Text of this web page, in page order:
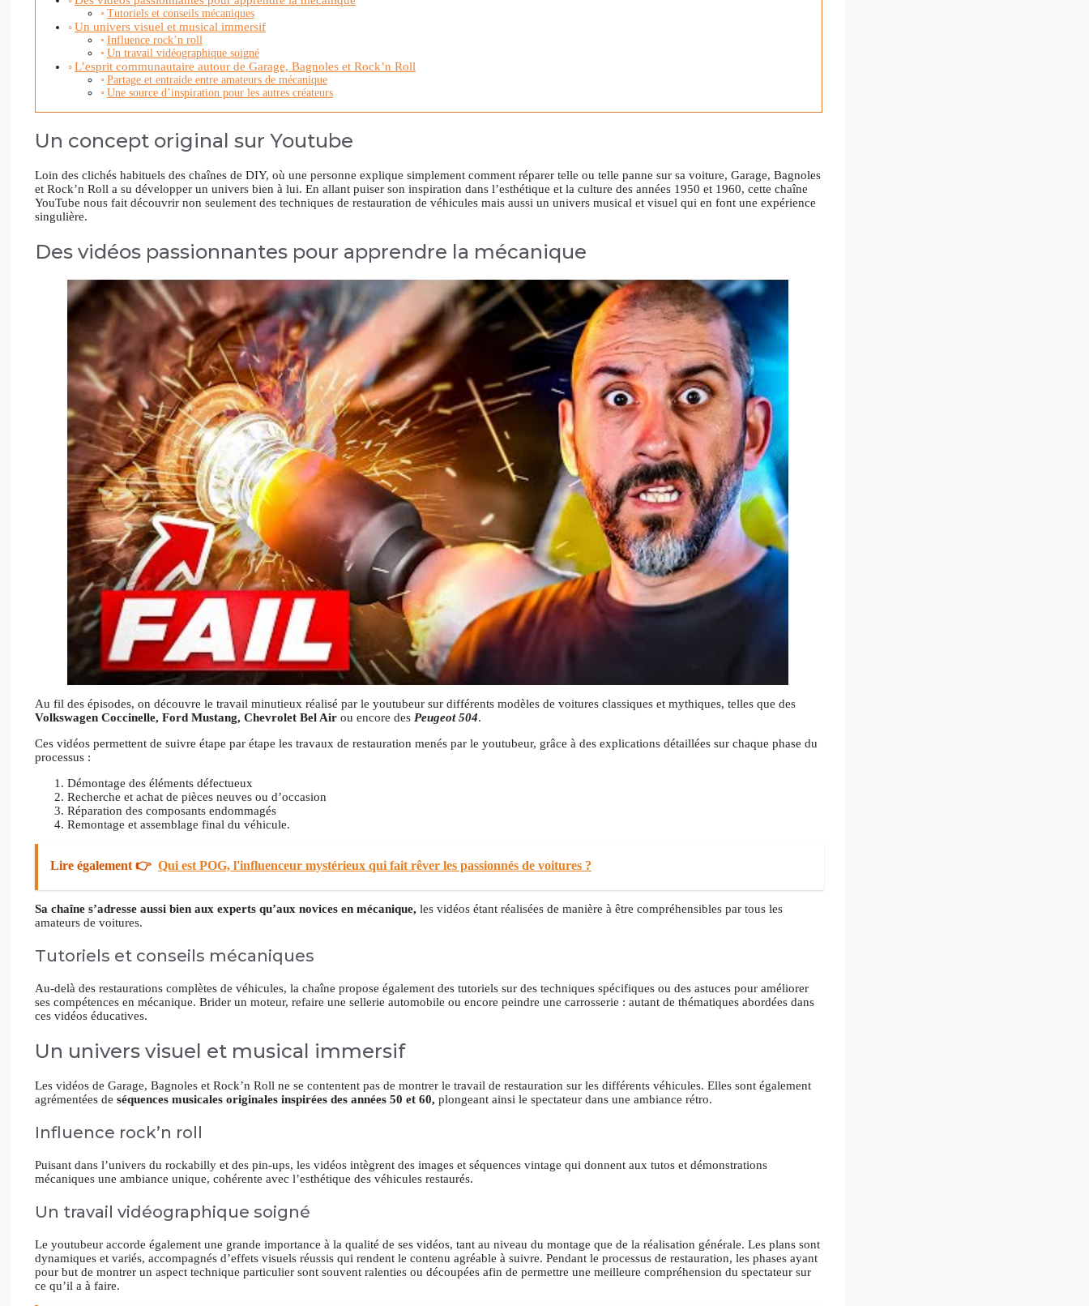
Tutoriels et conseils mécaniques
Un univers visuel et musical immersif
Influence rock’n roll
Un travail vidéographique soigné
L’esprit communautaire autour de Garage, Bagnoles et Rock’n Roll
Partage et entraide entre amateurs de mécanique
Une source d’inspiration pour les autres créateurs
Un concept original sur Youtube
Loin des clichés habituels des chaînes de DIY, où une personne explique simplement comment réparer telle ou telle panne sur sa voiture, Garage, Bagnoles
et Rock’n Roll a su développer un univers bien à lui. En allant puiser son inspiration dans l’esthétique et la culture des années 1950 et 1960, cette chaîne
YouTube nous fait découvrir non seulement des techniques de restauration de véhicules mais aussi un univers musical et visuel qui en font une expérience
singulière.
Des vidéos passionnantes pour apprendre la mécanique
Au fil des épisodes, on découvre le travail minutieux réalisé par le youtubeur sur différents modèles de voitures classiques et mythiques, telles que des
Volkswagen Coccinelle, Ford Mustang, Chevrolet Bel Air ou encore des Peugeot 504.
Ces vidéos permettent de suivre étape par étape les travaux de restauration menés par le youtubeur, grâce à des explications détaillées sur chaque phase du
processus :
Démontage des éléments défectueux
Recherche et achat de pièces neuves ou d’occasion
Réparation des composants endommagés
Remontage et assemblage final du véhicule.
Lire également 👉 Qui est POG, l'influenceur mystérieux qui fait rêver les passionnés de voitures ?
Sa chaîne s’adresse aussi bien aux experts qu’aux novices en mécanique, les vidéos étant réalisées de manière à être compréhensibles par tous les
amateurs de voitures.
Tutoriels et conseils mécaniques
Au-delà des restaurations complètes de véhicules, la chaîne propose également des tutoriels sur des techniques spécifiques ou des astuces pour améliorer
ses compétences en mécanique. Brider un moteur, refaire une sellerie automobile ou encore peindre une carrosserie : autant de thématiques abordées dans
ces vidéos éducatives.
Un univers visuel et musical immersif
Les vidéos de Garage, Bagnoles et Rock’n Roll ne se contentent pas de montrer le travail de restauration sur les différents véhicules. Elles sont également
agrémentées de séquences musicales originales inspirées des années 50 et 60, plongeant ainsi le spectateur dans une ambiance rétro.
Influence rock’n roll
Puisant dans l’univers du rockabilly et des pin-ups, les vidéos intègrent des images et séquences vintage qui donnent aux tutos et démonstrations
mécaniques une ambiance unique, cohérente avec l’esthétique des véhicules restaurés.
Un travail vidéographique soigné
Le youtubeur accorde également une grande importance à la qualité de ses vidéos, tant au niveau du montage que de la réalisation générale. Les plans sont
dynamiques et variés, accompagnés d’effets visuels réussis qui rendent le contenu agréable à suivre. Pendant le processus de restauration, les phases ayant
pour but de montrer un aspect technique particulier sont souvent ralenties ou découpées afin de permettre une meilleure compréhension du spectateur sur
ce qu’il a à faire.